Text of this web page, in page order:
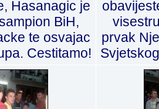
Hasanagic je
BiH,
te osvajac
Cestitamo!
prvak